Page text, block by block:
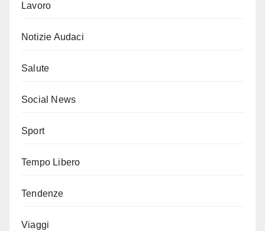
Lavoro
Notizie Audaci
Salute
Social News
Sport
Tempo Libero
Tendenze
Viaggi